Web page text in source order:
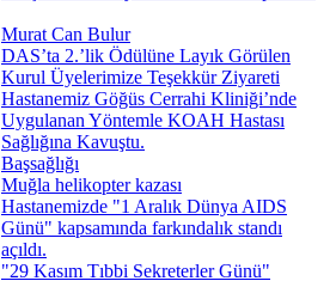
Murat Can Bulur
DAS’ta 2.’lik Ödülüne Layık Görülen
Kurul Üyelerimize Teşekkür Ziyareti
Hastanemiz Göğüs Cerrahi Kliniği’nde
Uygulanan Yöntemle KOAH Hastası
Sağlığına Kavuştu.
Başsağlığı
Muğla helikopter kazası
Hastanemizde "1 Aralık Dünya AIDS
Günü" kapsamında farkındalık standı
açıldı.
"29 Kasım Tıbbi Sekreterler Günü"